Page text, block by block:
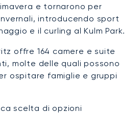
e tornarono per
introducendo sport
e il curling al Kulm Park.
offre 164 camere e suite
molte delle quali possono
ospitare famiglie e gruppi
scelta di opzioni